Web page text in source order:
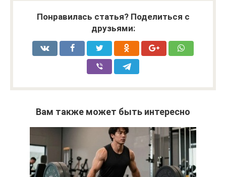
Понравилась статья? Поделиться с
друзьями:
Вам также может быть интересно